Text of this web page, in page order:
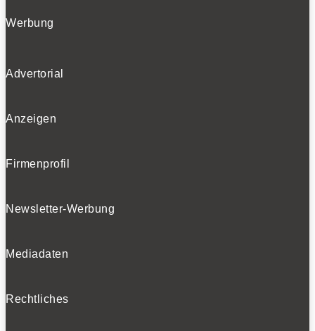
Werbung
Advertorial
Anzeigen
Firmenprofil
Newsletter-Werbung
Mediadaten
Rechtliches